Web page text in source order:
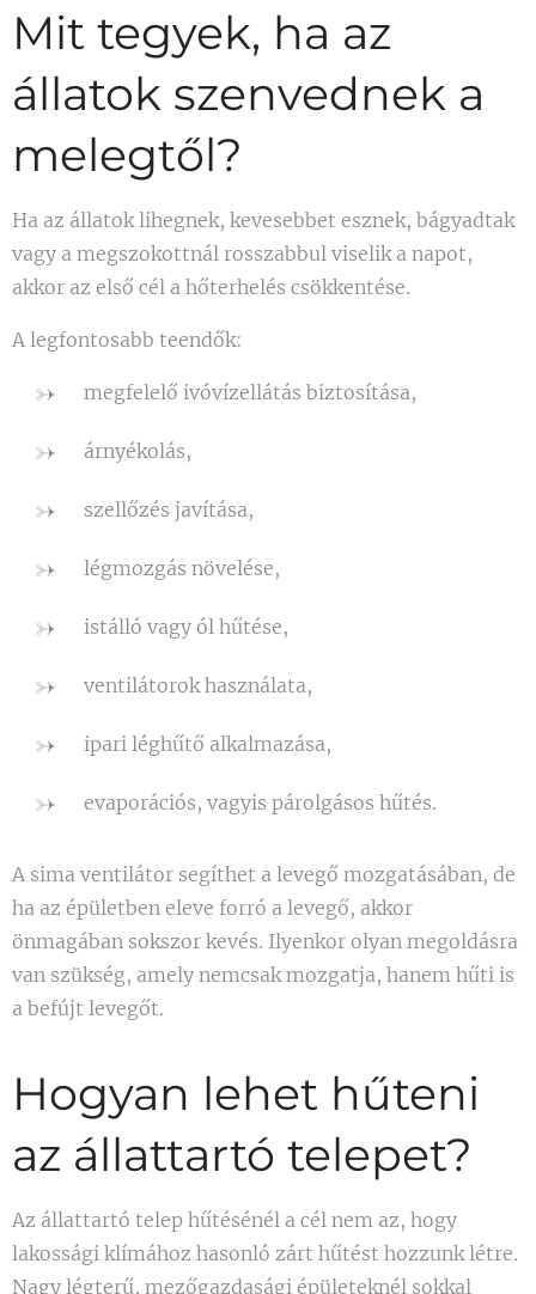
Mit tegyek, ha az
állatok szenvednek a
melegtől?
Ha az állatok lihegnek, kevesebbet esznek, bágyadtak
vagy a megszokottnál rosszabbul viselik a napot,
akkor az első cél a hőterhelés csökkentése.
A legfontosabb teendők:
megfelelő ivóvízellátás biztosítása,
árnyékolás,
szellőzés javítása,
légmozgás növelése,
istálló vagy ól hűtése,
ventilátorok használata,
ipari léghűtő alkalmazása,
evaporációs, vagyis párolgásos hűtés.
A sima ventilátor segíthet a levegő mozgatásában, de
ha az épületben eleve forró a levegő, akkor
önmagában sokszor kevés. Ilyenkor olyan megoldásra
van szükség, amely nemcsak mozgatja, hanem hűti is
a befújt levegőt.
Hogyan lehet hűteni
az állattartó telepet?
Az állattartó telep hűtésénél a cél nem az, hogy
lakossági klímához hasonló zárt hűtést hozzunk létre.
Nagy légterű, mezőgazdasági épületeknél sokkal